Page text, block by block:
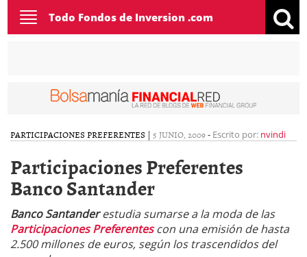
Toggle
navigation
Todo Fondos de Inversion .com
PARTICIPACIONES PREFERENTES | 5 JUNIO, 2009- Escrito por: nvindi
Participaciones Preferentes
Banco Santander
Banco Santanderestudia sumarse a la moda de las
Participaciones Preferentescon una emisión de hasta
2.500 millones de euros, según los trascendidos del